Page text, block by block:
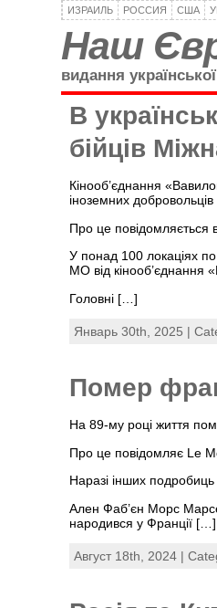
ИЗРАИЛЬ РОССИЯ США
Наш
видання
В
бійців
Кінооб’єднання
іноземних добровольців
Про це повідомляється
У понад 100 локаціях по
МО від кінооб’єднання
Головні […]
Январь 30th, 2025 |
Помер
На 89-му році життя
Про це повідомляє Le
Наразі інших
Ален Фаб’єн Морс
народився у Франції […]
Август 18th, 2024 |